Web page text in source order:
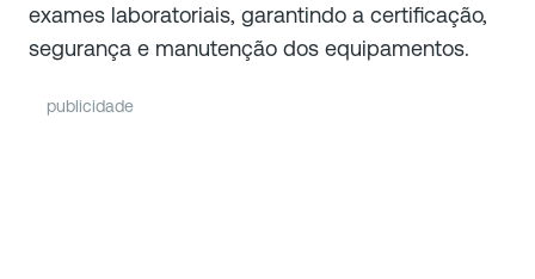
exames laboratoriais, garantindo a certificação,
segurança e manutenção dos equipamentos.
publicidade